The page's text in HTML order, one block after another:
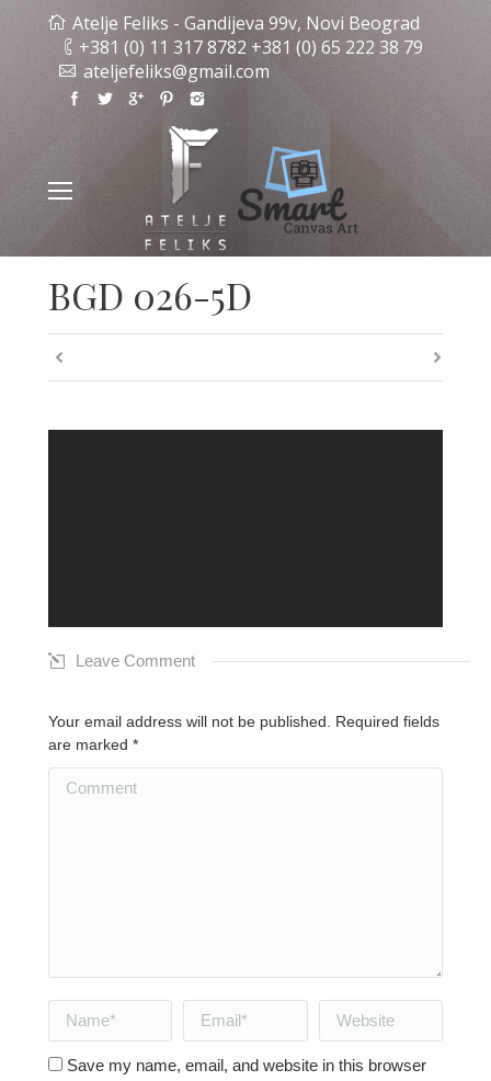
Atelje Feliks - Gandijeva 99v, Novi Beograd
+381 (0) 11 317 8782 +381 (0) 65 222 38 79
ateljefeliks@gmail.com
BGD 026-5D
Leave Comment
Your email address will not be published. Required fields
are marked *
Comment
Name * Email * Website
Save my name, email, and website in this browser